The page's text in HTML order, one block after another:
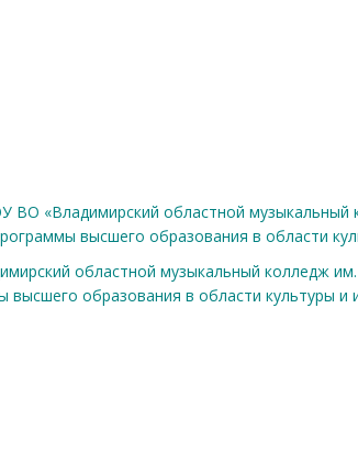
«Владимирский областной музыкальный
высшего образования в области
областной музыкальный колледж
высшего образования в области культуры и